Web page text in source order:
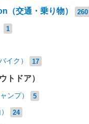
（交通・乗り物） 260
1
イク） 17
トドア）
ンプ） 5
24